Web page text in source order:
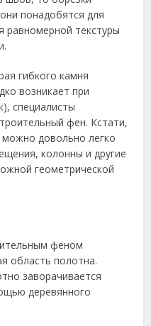
понадобятся для
равномерной текстуры
гибкого камня
возникает при
специалисты
фен. Кстати,
довольно легко
колонны и другие
геометрической
феном
область полотна.
заворачивается
деревянного